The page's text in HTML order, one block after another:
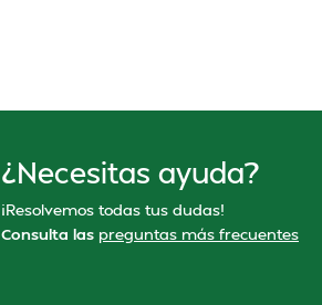
¿Necesitas ayuda?
¡Resolvemos todas tus dudas!
Consulta las preguntas más frecuentes